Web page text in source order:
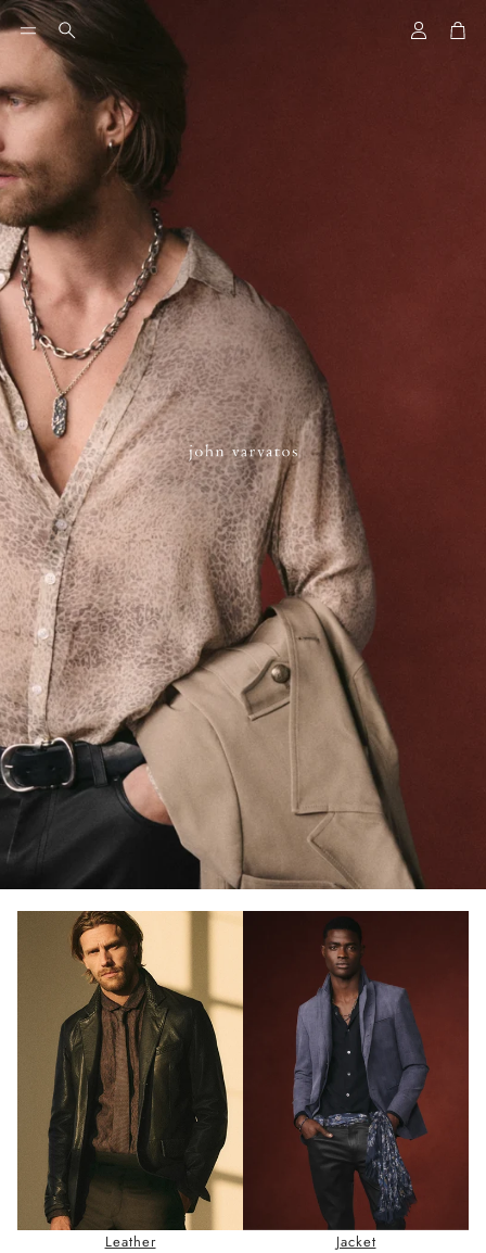
検
索
アカウン
カ
Leather Jacket